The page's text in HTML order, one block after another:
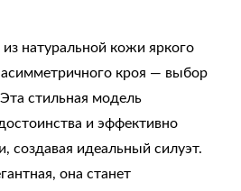
натуральной кожи яркого
кроя — выбор
стильная модель
и эффективно
создавая идеальный силуэт.
она станет